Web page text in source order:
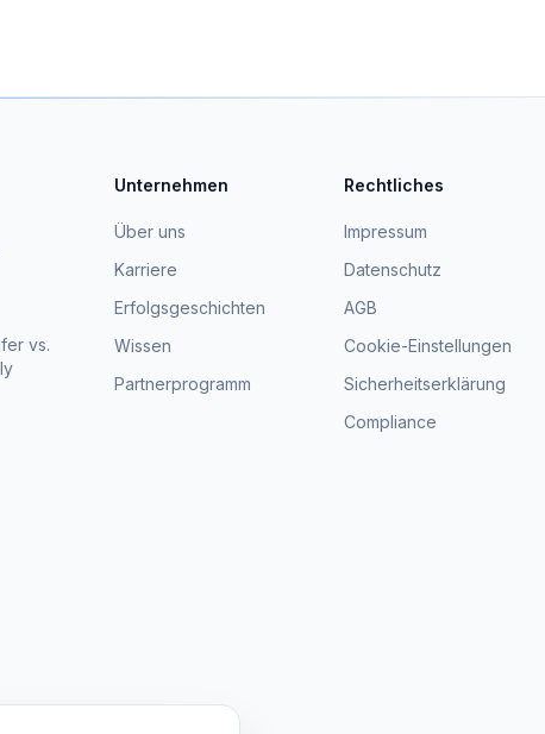
vs.
Unternehmen
Über uns
Karriere
Erfolgsgeschichten
Wissen
Partnerprogramm
Rechtliches
Impressum
Datenschutz
AGB
Cookie-Einstellungen
Sicherheitserklärung
Compliance